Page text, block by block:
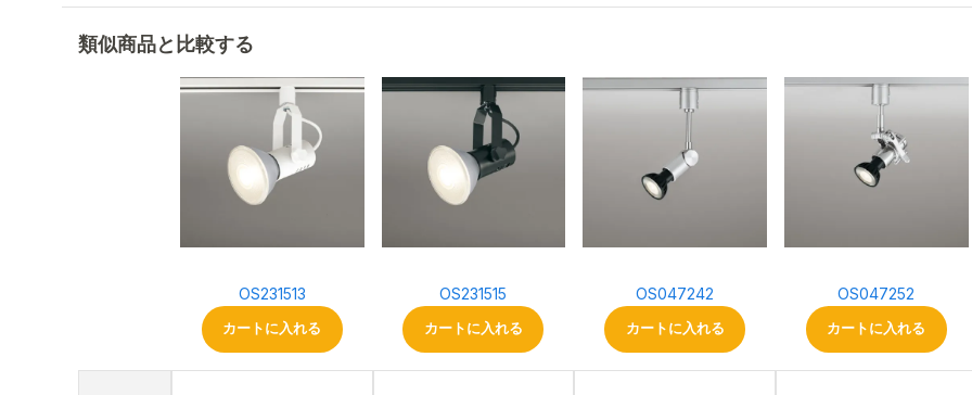
類似商品と比較する
OS231513
カートに入れる
OS231515
カートに入れる
OS047242
カートに入れる
OS047252
カートに入れる